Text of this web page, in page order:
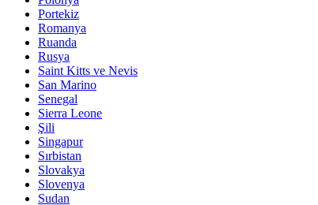
Portekiz
Romanya
Ruanda
Rusya
Saint Kitts ve Nevis
San Marino
Senegal
Sierra Leone
Şili
Singapur
Sırbistan
Slovakya
Slovenya
Sudan